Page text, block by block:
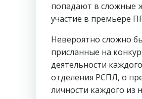
попадают в сложные
участие в премьере
Невероятно сложно
присланные на
деятельности
отделения РСПЛ, о
личности каждого из